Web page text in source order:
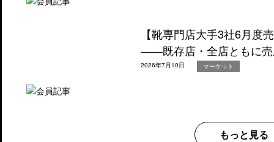
【靴専門店大手3社6月度
――既存店・全店ともに売
2026年7月10日 マーケット
もっと見る